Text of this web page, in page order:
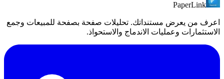
PaperLink
اعرف من يعرض مستنداتك. تحليلات صفحة بصفحة للمبيعات وجمع
الاستثمارات وعمليات الاندماج والاستحواذ.